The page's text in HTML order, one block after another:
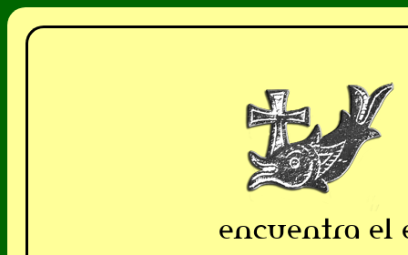
encuentra el